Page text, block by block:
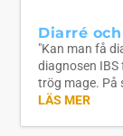
Diarré
"Kan man få
diagnosen
trög mage. På
LÄS MER